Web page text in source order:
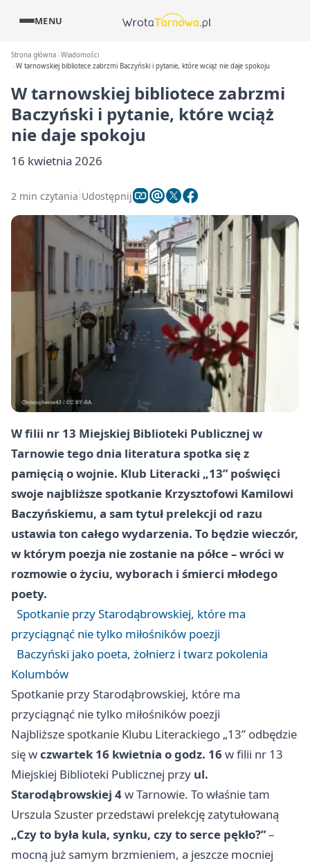
MENU
Strona główna Wiadomości
W tarnowskiej bibliotece zabrzmi Baczyński i pytanie, które wciąż nie daje spokoju
W tarnowskiej bibliotece zabrzmi
Baczyński i pytanie, które wciąż
nie daje spokoju
16 kwietnia 2026
2 min czytania Udostępnij
W filii nr 13 Miejskiej Biblioteki Publicznej w
Tarnowie tego dnia literatura spotka się z
pamięcią o wojnie. Klub Literacki „13” poświęci
swoje najbliższe spotkanie Krzysztofowi Kamilowi
Baczyńskiemu, a sam tytuł prelekcji od razu
ustawia ton całego wydarzenia. To będzie wieczór,
w którym poezja nie zostanie na półce – wróci w
rozmowie o życiu, wyborach i śmierci młodego
poety.
Spotkanie przy Starodąbrowskiej, które ma
przyciągnąć nie tylko miłośników poezji
Baczyński jako poeta, żołnierz i twarz pokolenia
Kolumbów
Spotkanie przy Starodąbrowskiej, które ma
przyciągnąć nie tylko miłośników poezji
Najbliższe spotkanie Klubu Literackiego „13” odbędzie
się wczwartek 16 kwietnia o godz. 16 w filii nr 13
Miejskiej Biblioteki Publicznej przy ul.
Starodąbrowskiej 4w Tarnowie. To właśnie tam
Urszula Szuster przedstawi prelekcję zatytułowaną
„Czy to była kula, synku, czy to serce pękło?”–
mocną już samym brzmieniem, a jeszcze mocniej